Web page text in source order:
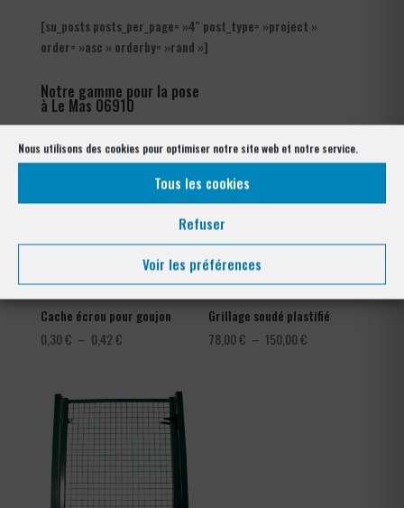
Nous utilisons des cookies pour optimiser notre site web et notre service.
Tous les cookies
Refuser
Voir les préférences
[su_posts posts_per_page= »4″ post_type= »project »
order= »asc » orderby= »rand »]
Notre gamme pour la pose
à Le Mas 06910
Cache écrou pour goujon
0,30€ – 0,42€Plage
0,30 €
à
Grillage soudé plastifié
78,00€ – 150,00€